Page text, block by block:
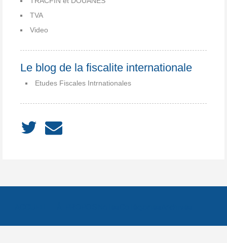
TVA
Video
Le blog de la fiscalite internationale
Etudes Fiscales Intrnationales